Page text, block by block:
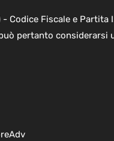
Codice Fiscale e Partita
pertanto considerarsi